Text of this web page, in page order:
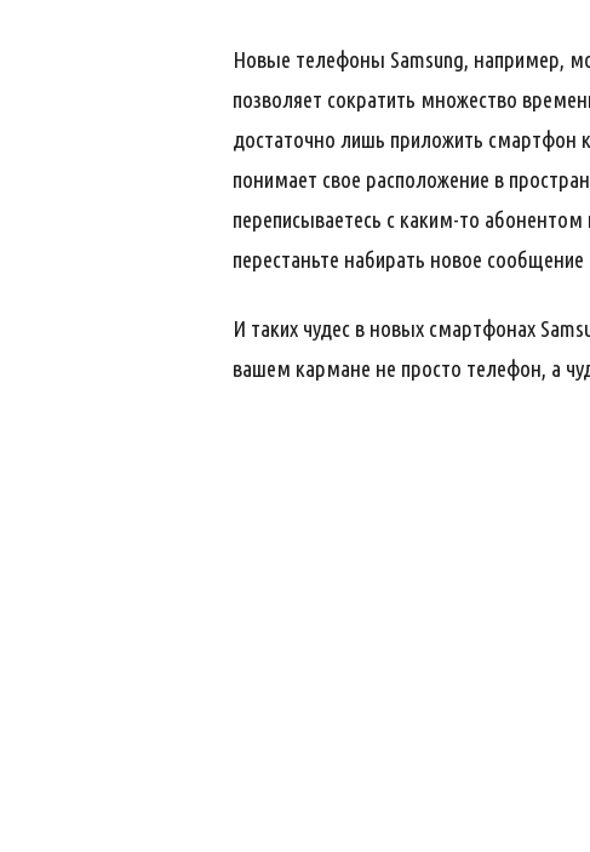
Новые телефоны Samsung, например,
позволяет сократить множество
достаточно лишь приложить смартфон
понимает свое расположение в
переписываетесь с каким-то
перестаньте набирать новое
И таких чудес в новых смартфонах
вашем кармане не просто телефон, а